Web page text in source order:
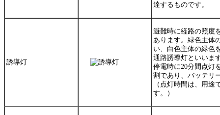
達するものです。
誘導灯
避難時に経路の照度
あります。緑色主体
い、白色主体の緑色
通路誘導灯といいま
停電時に20分間点灯
割であり、バッテリ
（点灯時間は、用途
す。）